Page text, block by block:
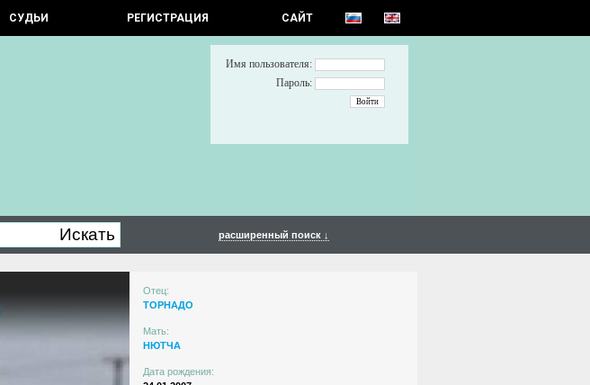
СУДЬИ РЕГИСТРАЦИЯ САЙТ
Имя пользователя:
Пароль:
расширенный поиск ↓
Отец:
ТОРНАДО
Мать:
НЮТЧА
Дата рождения: